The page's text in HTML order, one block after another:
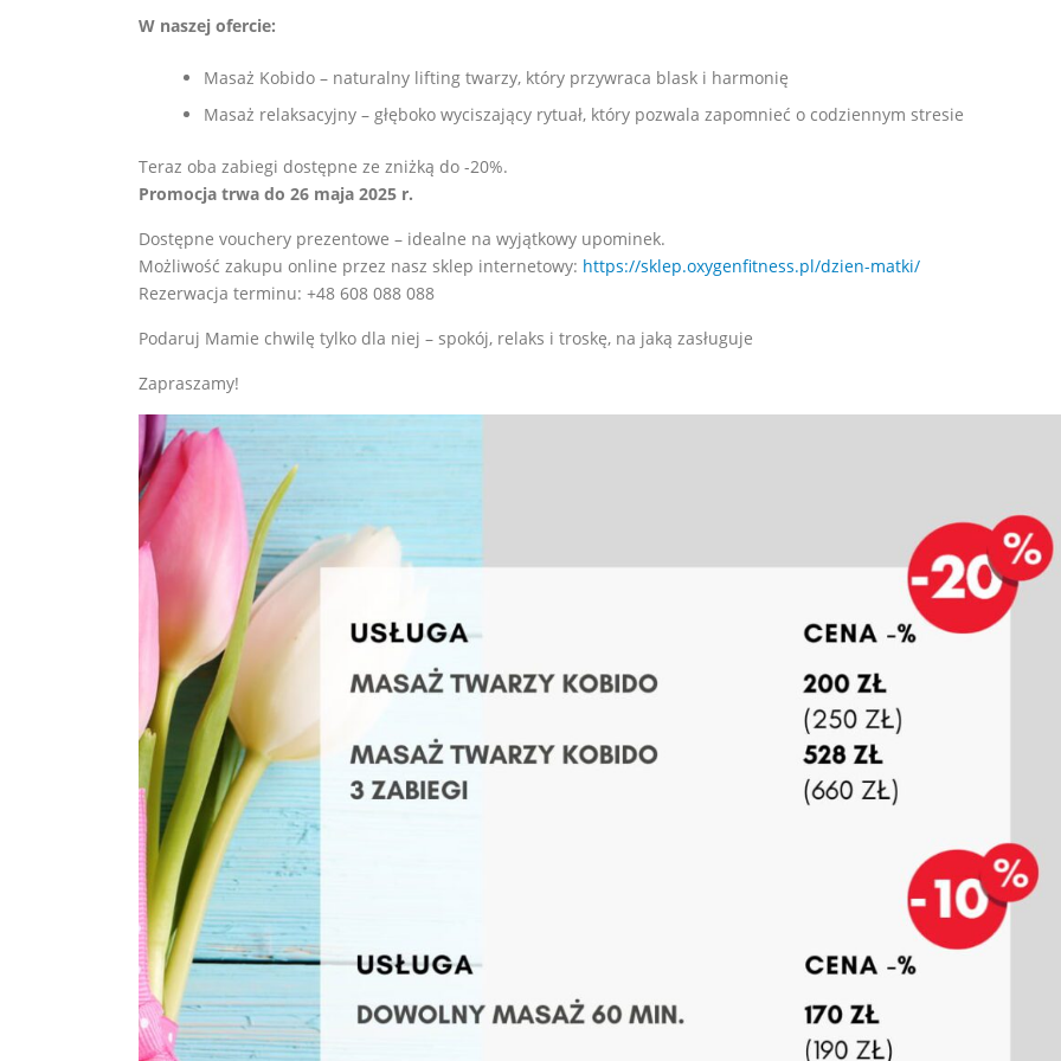
W naszej ofercie:
Masaż Kobido – naturalny lifting twarzy, który przywraca blask i harmonię
Masaż relaksacyjny – głęboko wyciszający rytuał, który pozwala zapomnieć o codziennym stresie
Teraz oba zabiegi dostępne ze zniżką do -20%.
Promocja trwa do 26 maja 2025 r.
Dostępne vouchery prezentowe – idealne na wyjątkowy upominek.
Możliwość zakupu online przez nasz sklep internetowy: https://sklep.oxygenfitness.pl/dzien-matki/
Rezerwacja terminu: +48 608 088 088
Podaruj Mamie chwilę tylko dla niej – spokój, relaks i troskę, na jaką zasługuje
Zapraszamy!